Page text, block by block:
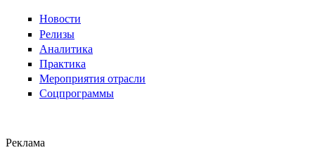
Новости
Релизы
Аналитика
Практика
Мероприятия отрасли
Соцпрограммы
Реклама